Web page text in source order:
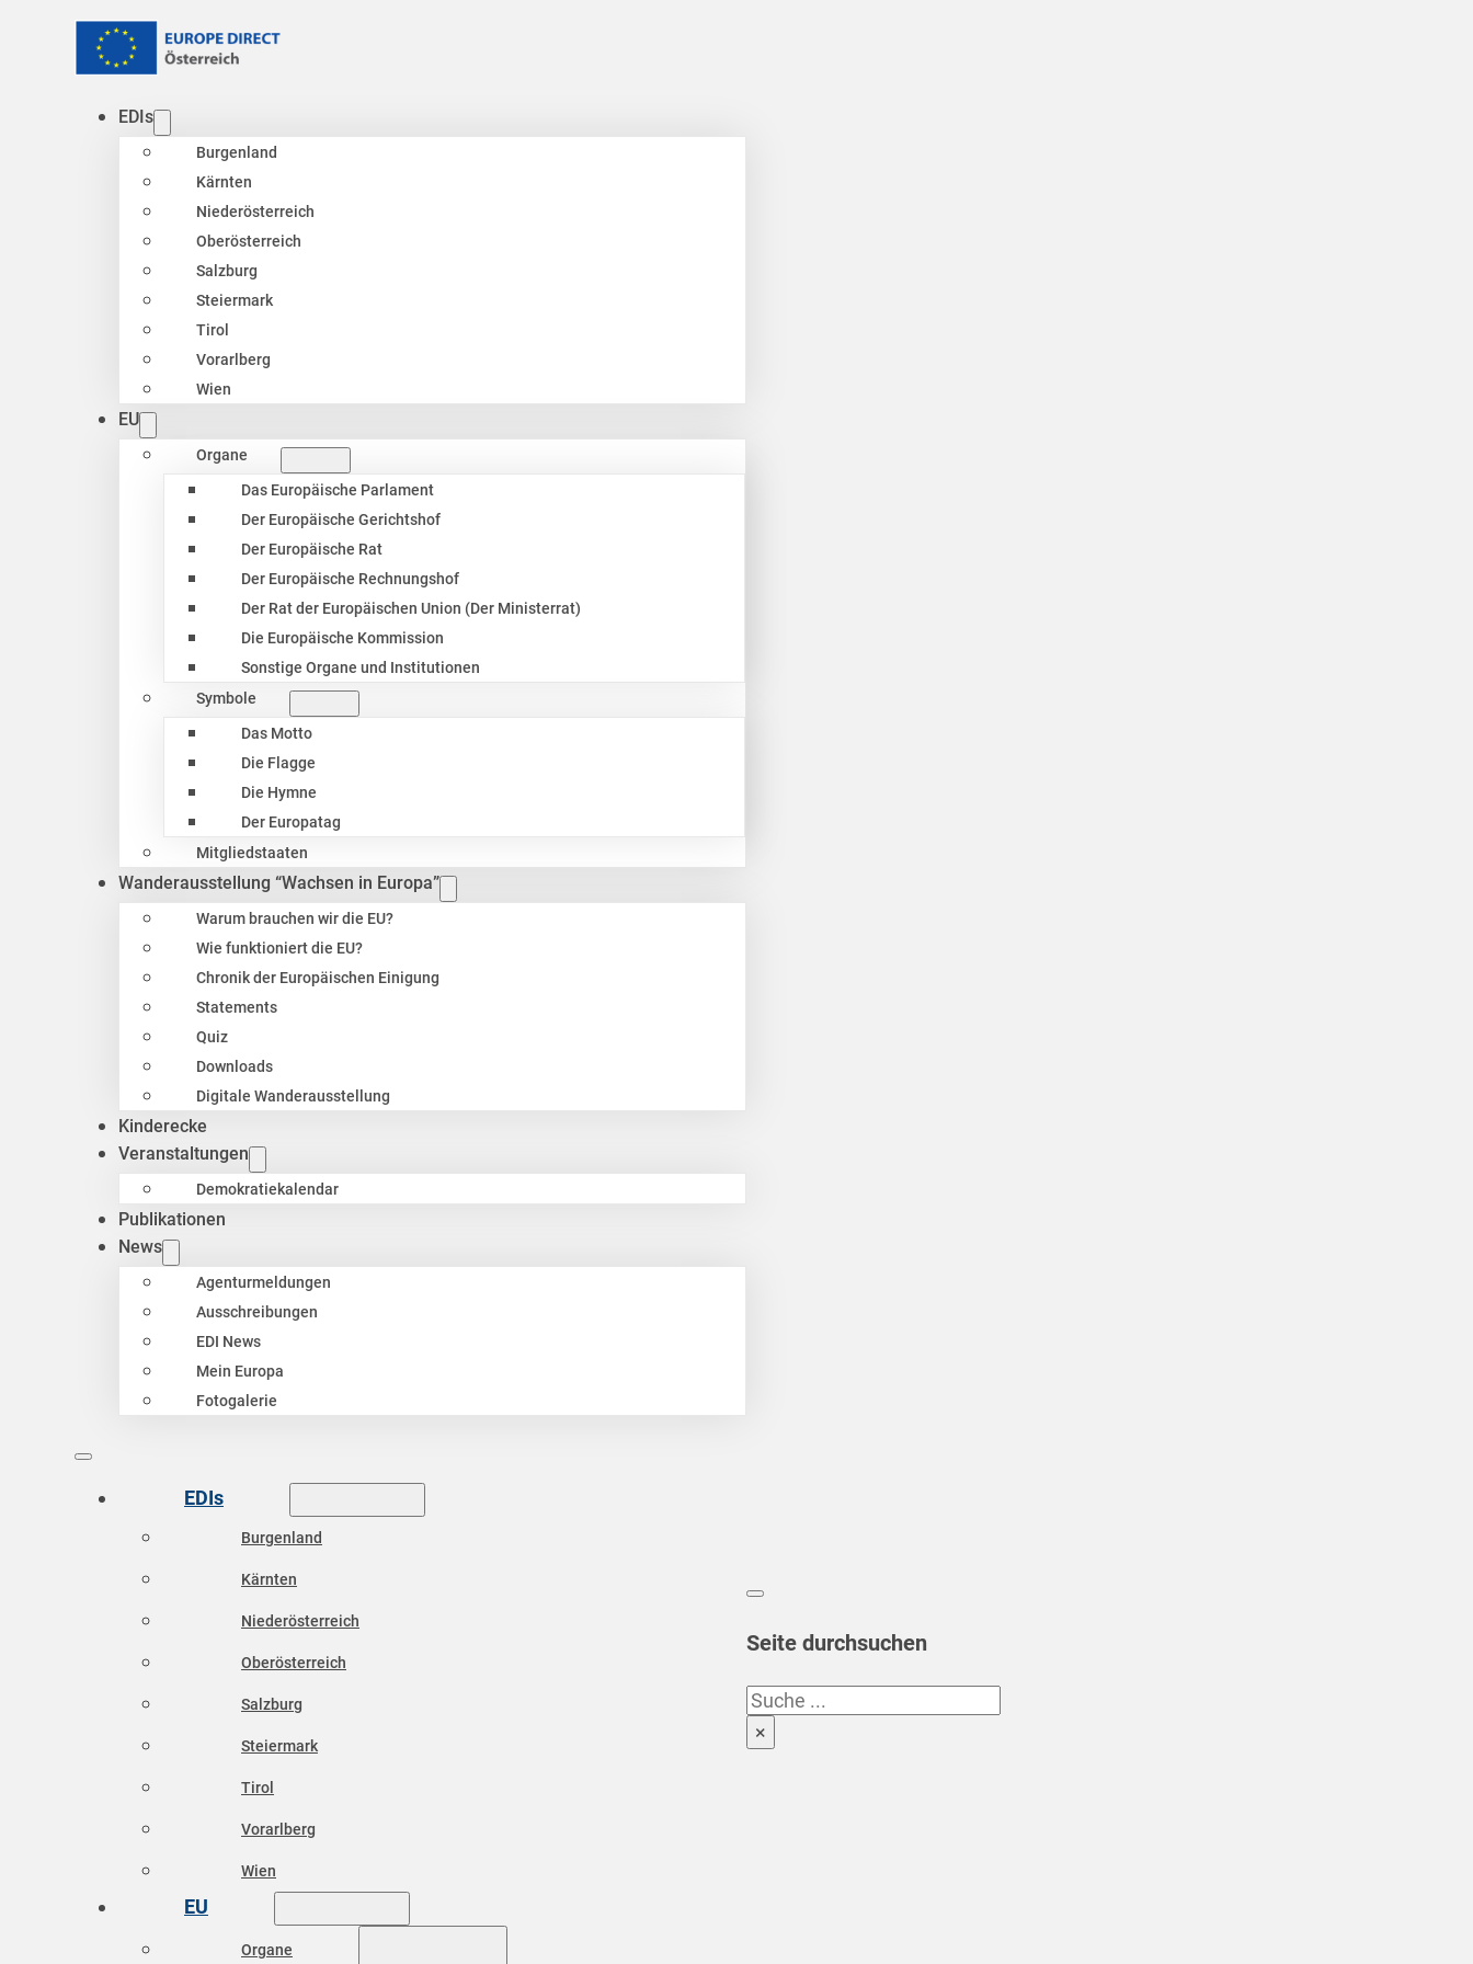
EDIs
Burgenland
Kärnten
Niederösterreich
Oberösterreich
Salzburg
Steiermark
Tirol
Vorarlberg
Wien
EU
Organe
Das Europäische Parlament
Der Europäische Gerichtshof
Der Europäische Rat
Der Europäische Rechnungshof
Der Rat der Europäischen Union (Der Ministerrat)
Die Europäische Kommission
Sonstige Organe und Institutionen
Symbole
Das Motto
Die Flagge
Die Hymne
Der Europatag
Mitgliedstaaten
Wanderausstellung “Wachsen in Europa”
Warum brauchen wir die EU?
Wie funktioniert die EU?
Chronik der Europäischen Einigung
Statements
Quiz
Downloads
Digitale Wanderausstellung
Kinderecke
Veranstaltungen
Demokratiekalendar
Publikationen
News
Agenturmeldungen
Ausschreibungen
EDI News
Mein Europa
Fotogalerie
EDIs
Burgenland
Kärnten
Niederösterreich
Oberösterreich
Salzburg
Steiermark
Tirol
Vorarlberg
Wien
EU
Organe
Seite durchsuchen
Suchen
×